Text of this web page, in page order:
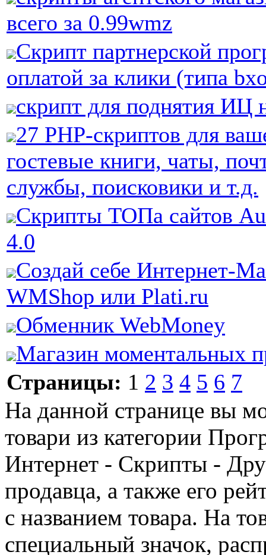
всего за 0.99wmz
Скрипт партнерской
оплатой за клики (типа
скрипт для поднятия ИЦ
27 PHP-скриптов для
гостевые книги, чаты,
службы, поисковики и т.д.
Скрипты ТОПа сайтов
4.0
Создай себе Интернет-
WMShop или Plati.ru
Обменник WebMoney
Магазин моментальных
Страницы: 1 2 3 4 5 6 7
На данной странице вы
товари из категории
Интернет - Скрипты -
продавца, а также его
с названием товара. На
специальный значок,